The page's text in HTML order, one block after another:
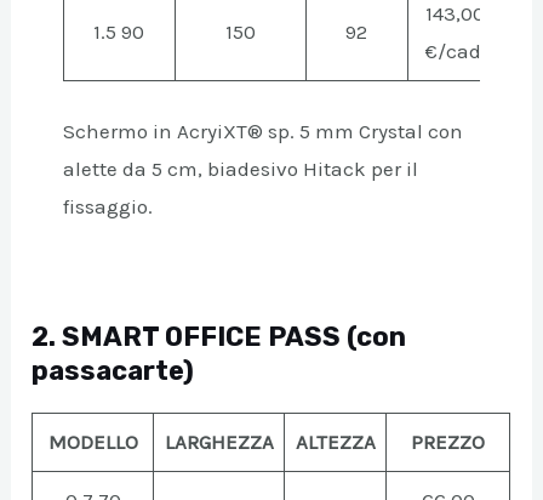
1.5 90 150 92
143,00
€/cad.
Schermo in AcryiXT® sp. 5 mm Crystal con
alette da 5 cm, biadesivo Hitack per il
fissaggio.
2. SMART OFFICE PASS (con
passacarte)
MODELLO LARGHEZZA ALTEZZA PREZZO